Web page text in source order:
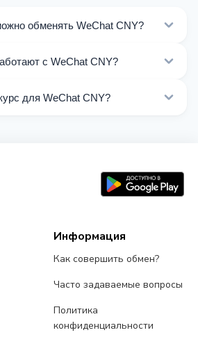
обменять WeChat CNY?
направление из списка на
с WeChat CNY?
CNY.
для WeChat CNY?
Информация
Как совершить обмен?
Часто задаваемые вопросы
Политика
конфиденциальности